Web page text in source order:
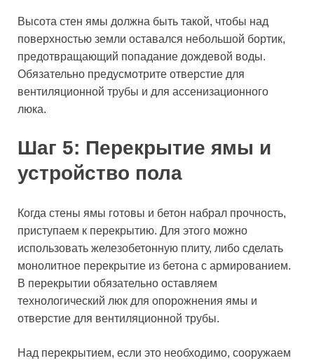
Высота стен ямы должна быть такой, чтобы над
поверхностью земли оставался небольшой бортик,
предотвращающий попадание дождевой воды.
Обязательно предусмотрите отверстие для
вентиляционной трубы и для ассенизационного
люка.
Шаг 5: Перекрытие ямы и
устройство пола
Когда стены ямы готовы и бетон набрал прочность,
приступаем к перекрытию. Для этого можно
использовать железобетонную плиту, либо сделать
монолитное перекрытие из бетона с армированием.
В перекрытии обязательно оставляем
технологический люк для опорожнения ямы и
отверстие для вентиляционной трубы.
Над перекрытием, если это необходимо, сооружаем